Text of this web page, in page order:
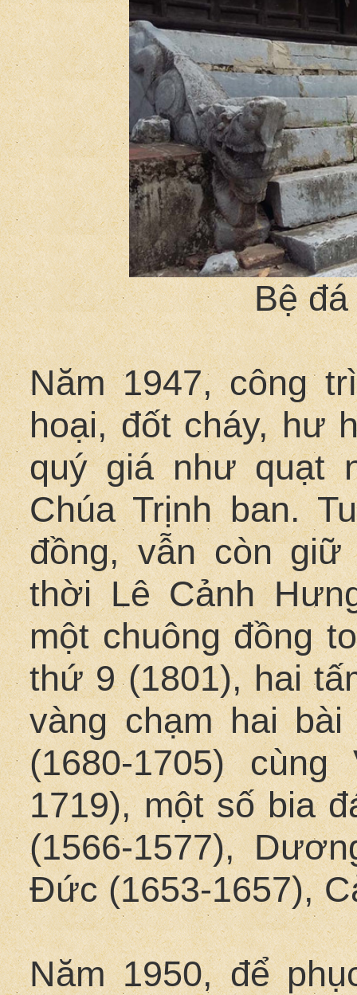
Bệ
Năm 1947, công
hoại, đốt cháy, hư
quý giá như quạt
Chúa Trịnh ban.
đồng, vẫn còn
thời Lê Cảnh
một chuông đồng
thứ 9 (1801), hai
vàng chạm hai
(1680-1705)
1719), một số bia
(1566-1577),
Đức (1653-1657),
Năm 1950, để